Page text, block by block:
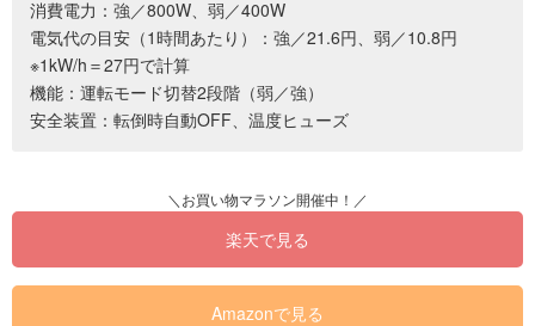
消費電力：強／800W、弱／400W
電気代の目安（1時間あたり）：強／21.6円、弱／10.8円
※1kW/h＝27円で計算
機能：運転モード切替2段階（弱／強）
安全装置：転倒時自動OFF、温度ヒューズ
楽天で見る
Amazonで見る